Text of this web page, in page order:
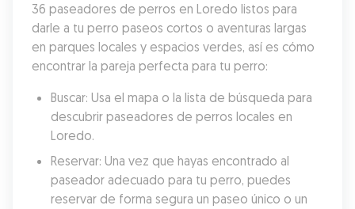
36 paseadores de perros en Loredo listos para
darle a tu perro paseos cortos o aventuras largas
en parques locales y espacios verdes, así es cómo
encontrar la pareja perfecta para tu perro:
Buscar: Usa el mapa o la lista de búsqueda para
descubrir paseadores de perros locales en
Loredo.
Reservar: Una vez que hayas encontrado al
paseador adecuado para tu perro, puedes
reservar de forma segura un paseo único o un